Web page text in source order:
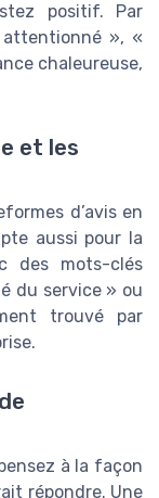
positif. Par
», «
chaleureuse,
et les
d’avis en
aussi pour la
des mots-clés
du service » ou
trouvé par
à la façon
répondre. Une